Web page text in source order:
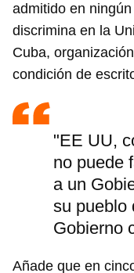
Guardar como
admitido en
discrimina en la
Cuba,
condición de
"EE UU,
no puede
a un
su pueblo
Gobierno
Añade que en